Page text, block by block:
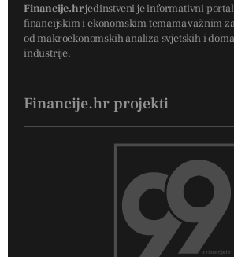
Financije.hrjedinstveni je informativni
financijskim i ekonomskim temama važnim
od makroekonomskih analiza svjetskih i
industrije.
Financije.hr projekti